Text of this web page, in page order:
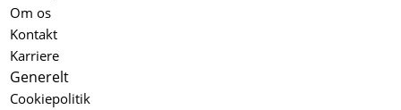
Om os
Kontakt
Karriere
Generelt
Cookiepolitik